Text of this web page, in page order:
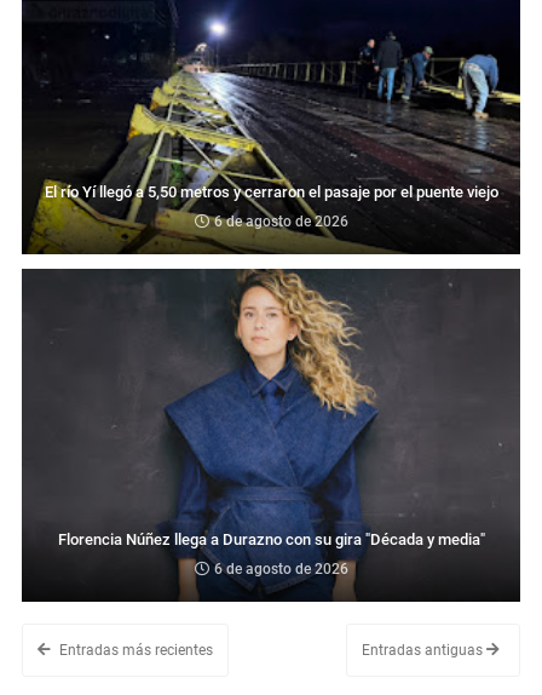
El río Yí llegó a 5,50 metros y cerraron el pasaje por el puente viejo
6 de agosto de 2026
Florencia Núñez llega a Durazno con su gira "Década y media"
6 de agosto de 2026
Entradas más recientes Entradas antiguas